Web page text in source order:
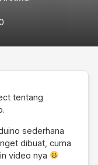
tentang
sederhana
dibuat, cuma
video nya